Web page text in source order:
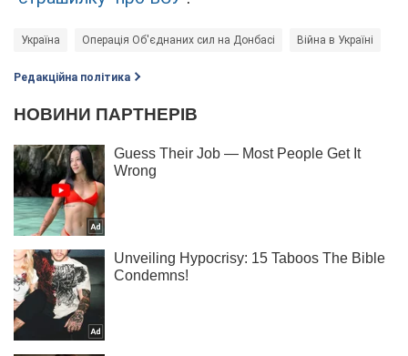
Україна Операція Об'єднаних сил на Донбасі Війна в Україні
Редакційна політика